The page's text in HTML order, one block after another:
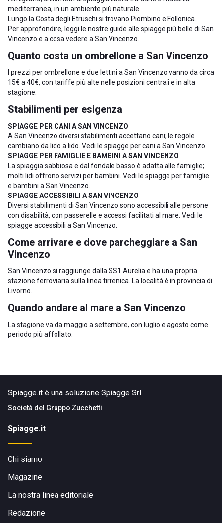
mediterranea, in un ambiente più naturale.
Lungo la Costa degli Etruschi si trovano Piombino e Follonica
Per approfondire, leggi le nostre guide alle spiagge più belle di San
Vincenzo e a cosa vedere a San Vincenzo
Quanto costa un ombrellone a San Vincenzo
I prezzi per ombrellone e due lettini a San Vincenzo vanno da circa
15€ a 40€, con tariffe più alte nelle posizioni centrali e in alta
stagione.
Stabilimenti per esigenza
SPIAGGE PER CANI A SAN VINCENZO
A San Vincenzo diversi stabilimenti accettano cani; le regole
cambiano da lido a lido. Vedi le spiagge per cani a San Vincenzo
SPIAGGE PER FAMIGLIE E BAMBINI A SAN VINCENZO
La spiaggia sabbiosa e dal fondale basso è adatta alle famiglie;
molti lidi offrono servizi per bambini. Vedi le spiagge per famiglie
e bambini a San Vincenzo
SPIAGGE ACCESSIBILI A SAN VINCENZO
Diversi stabilimenti di San Vincenzo sono accessibili alle persone
con disabilità, con passerelle e accessi facilitati al mare. Vedi le
spiagge accessibili a San Vincenzo
Come arrivare e dove parcheggiare a San
Vincenzo
San Vincenzo si raggiunge dalla SS1 Aurelia e ha una propria
stazione ferroviaria sulla linea tirrenica. La località è in provincia di
Livorno
Quando andare al mare a San Vincenzo
La stagione va da maggio a settembre, con luglio e agosto come
periodo più affollato.
Spiagge.it è una soluzione Spiagge Srl
Società del Gruppo Zucchetti
Spiagge.it
Chi siamo
Magazine
La nostra linea editoriale
Redazione